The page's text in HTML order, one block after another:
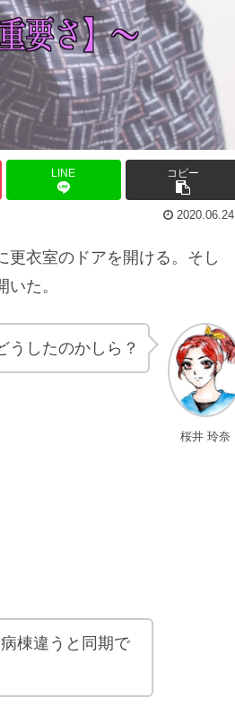
LINE コピー
2020.06.24
更衣室のドアを開ける。そし
た。
桜井 玲奈
うしたのかしら？
棟違うと同期で